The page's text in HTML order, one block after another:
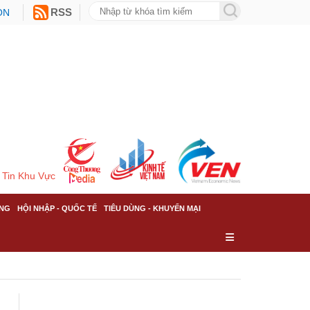
RSS
Tin Khu Vực
HỘI NHẬP - QUỐC TẾ TIÊU DÙNG - KHUYẾN MẠI